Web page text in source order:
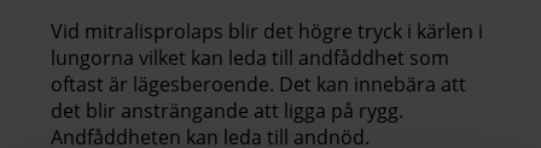
Vid mitralisprolaps blir det högre tryck i kärlen i
lungorna vilket kan leda till andfåddhet som
oftast är lägesberoende. Det kan innebära att
det blir ansträngande att ligga på rygg.
Andfåddheten kan leda till andnöd.